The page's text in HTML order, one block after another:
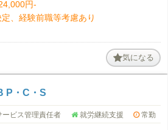
円-
、経験前職等考慮あり
気になる
P・C・S
ービス管理責任者 就労継続支援 常勤